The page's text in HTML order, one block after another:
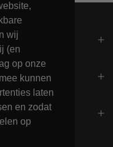
wij
(en
op onze
kunnen
laten
en zodat
op